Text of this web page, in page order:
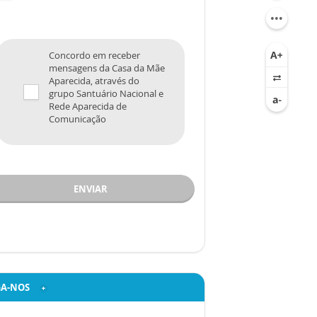
Concordo em receber
mensagens da Casa da Mãe
Aparecida, através do
grupo Santuário Nacional e
Rede Aparecida de
Comunicação
ENVIAR
NOS